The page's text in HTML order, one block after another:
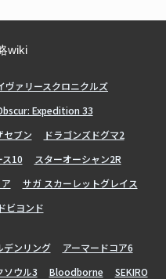
wiki
ヴァリースクロニクルズ
Expedition 33
セブン
ドラゴンズドグマ2
ス10
スターオーシャン2R
サガ スカーレットグレイス
ビヨンド
デンリング
アーマードコア6
ソウル3 Bloodborne
SEKIRO